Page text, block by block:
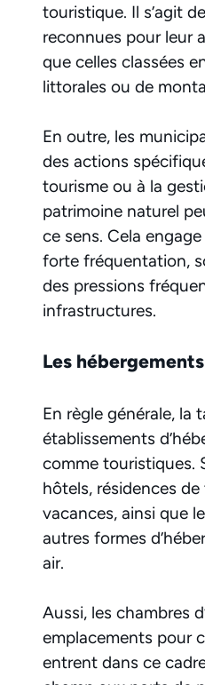
touristique. Il s’agit
reconnues pour leur
que celles classées
littorales ou de
En outre, les
des actions
tourisme ou à la
patrimoine naturel
ce sens. Cela
forte fréquentation,
des pressions
infrastructures.
Les
En règle générale, la
établissements
comme touristiques.
hôtels, résidences
vacances, ainsi que
autres formes
air.
Aussi, les chambres
emplacements pour
entrent dans ce